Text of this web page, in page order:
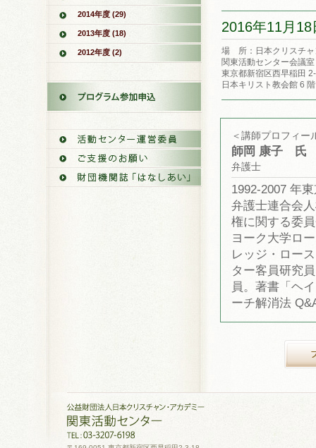
2014年度 (29)
2013年度 (18)
2012年度 (2)
2016年11月
場 所：日本クリスチャ
関東活動センター会議室
東京都新宿区西早稲田
日本キリスト教会館 6 階
＜講師プロフィー
師岡 康子 氏
弁護士
1992‐2007 年
弁護士連合会
権に関する委
ヨーク大学ロ
レッジ・ロー
ター客員研究
員。著書「ヘ
ーチ解消法